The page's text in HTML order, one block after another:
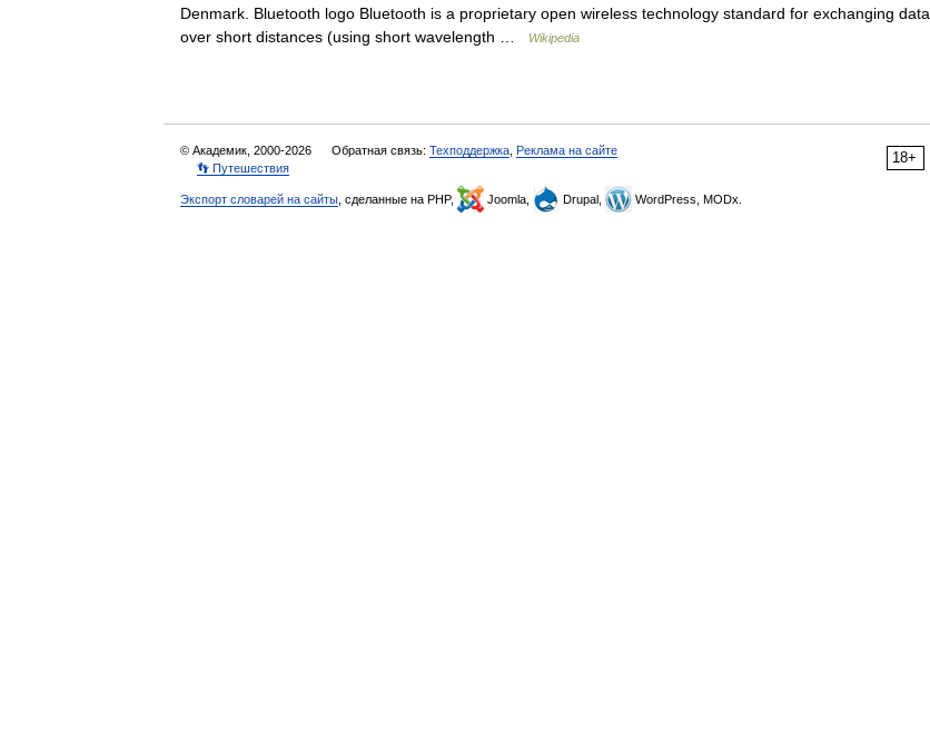
Denmark. Bluetooth logo Bluetooth is a proprietary open wireless technology standard for exchanging data
over short distances (using short wavelength …
Wikipedia
18+
© Академик, 2000-2026 Обратная связь: Техподдержка Реклама на сайте
👣 Путешествия
Экспорт словарей на сайты , сделанные на PHP, Joomla, Drupal, WordPress, MODx.